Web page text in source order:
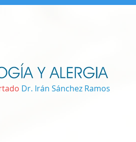
Dr. Irán Sánchez Ramos